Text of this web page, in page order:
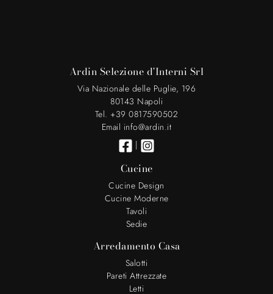
Ardin Selezione d'Interni Srl
Via Nazionale delle Puglie, 196
80143 Napoli
Tel. +39 0817590502
Email info@ardin.it
|
Cucine
Cucine Design
Cucine Moderne
Tavoli
Sedie
Arredamento Casa
Salotti
Pareti Attrezzate
Letti